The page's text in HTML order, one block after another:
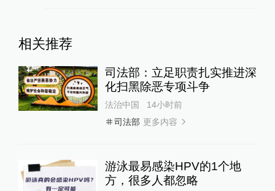
相关推荐
司法部：立足职责扎实推进深
化扫黑除恶专项斗争
法治中国
14小时前
司法部 更多内容
游泳最易感染HPV的1个地
方，很多人都忽略